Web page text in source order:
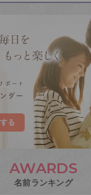
AWARDS
名前ランキング